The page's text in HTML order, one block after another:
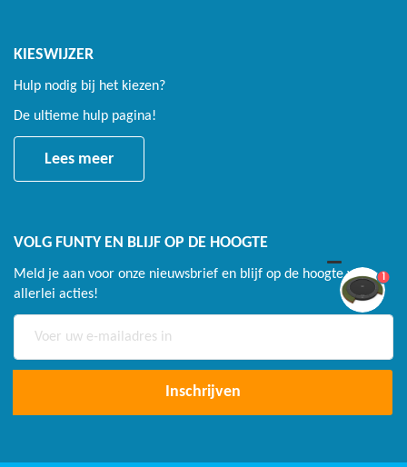
KIESWIJZER
Hulp nodig bij het kiezen?
De ultieme hulp pagina!
Lees meer
VOLG FUNTY EN BLIJF OP DE HOOGTE
Meld je aan voor onze nieuwsbrief en blijf op de hoogte van
allerlei acties!
op
Inschrijven
1